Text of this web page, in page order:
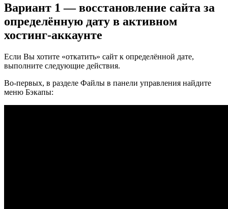
Вариант 1 — восстановление сайта за
определённую дату в активном
хостинг-аккаунте
Если Вы хотите «откатить» сайт к определённой дате,
выполните следующие действия.
Во-первых, в разделе Файлы в панели управления найдите
меню Бэкапы: